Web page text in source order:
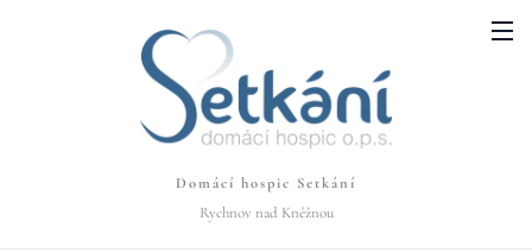
Domácí hospic Setkání
Rychnov nad Kněžnou